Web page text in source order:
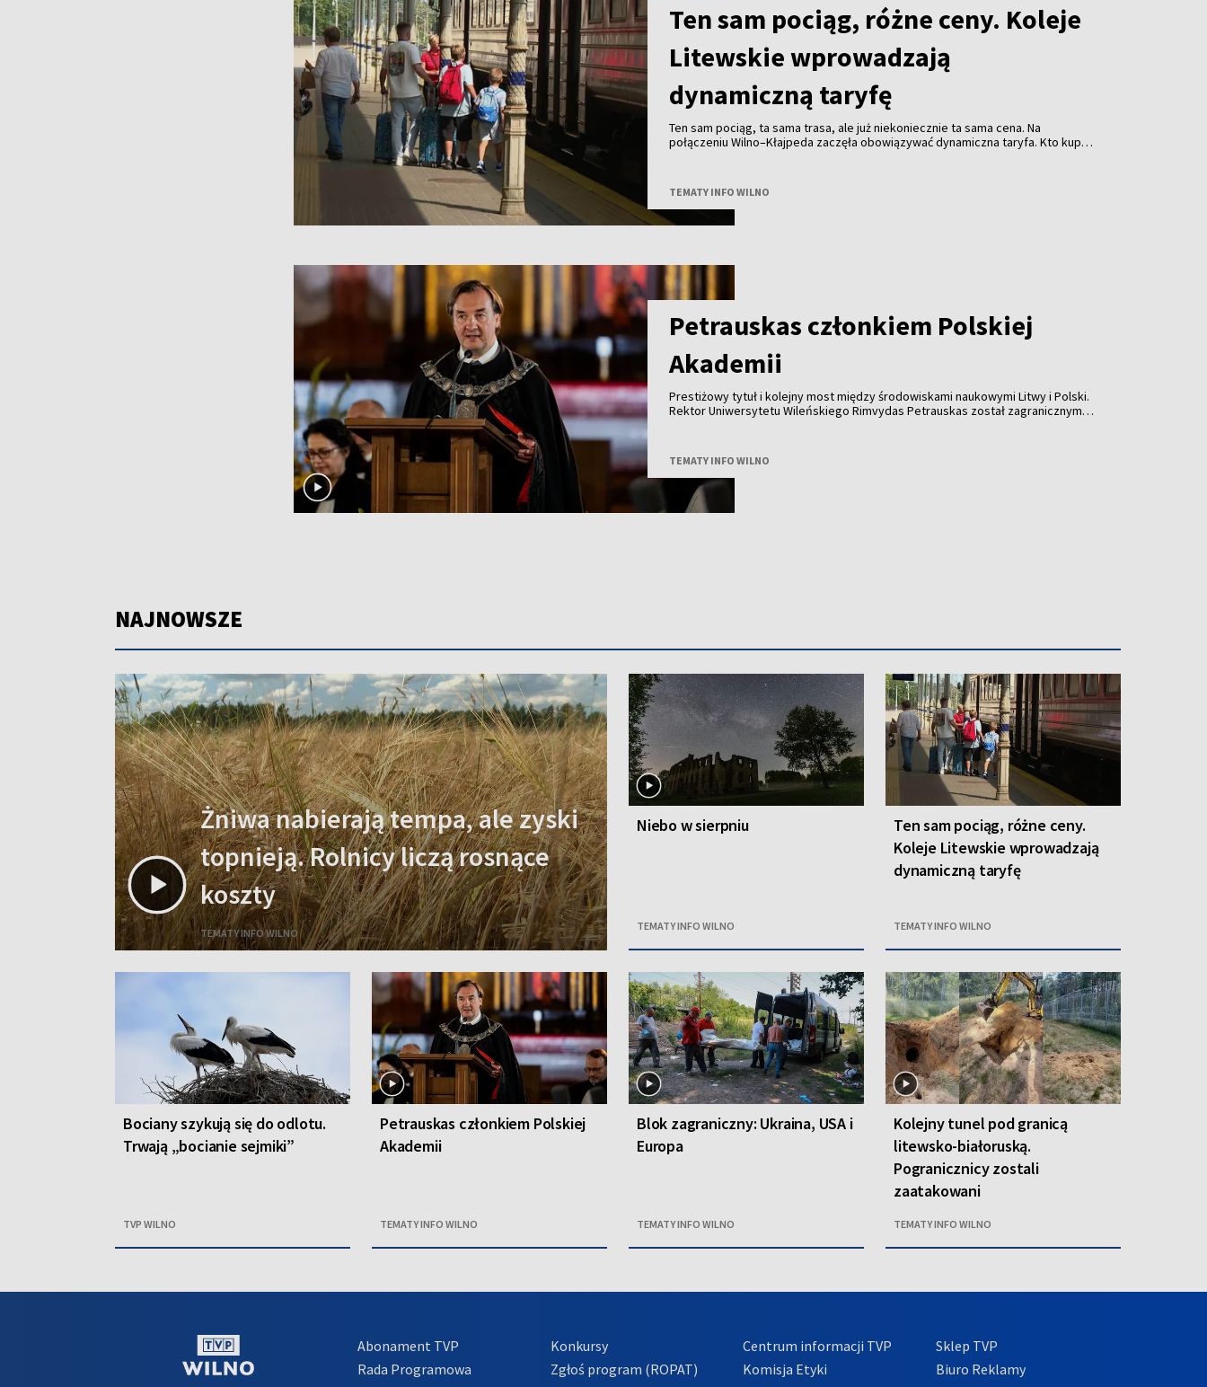
Ten sam pociąg, różne ceny. Koleje
Litewskie wprowadzają
dynamiczną taryfę
Ten sam pociąg, ta sama trasa, ale już niekoniecznie ta sama cena. Na
połączeniu Wilno–Kłajpeda zaczęła obowiązywać dynamiczna taryfa. Kto kupi
TEMATY INFO WILNO
Petrauskas członkiem Polskiej
Akademii
Prestiżowy tytuł i kolejny most między środowiskami naukowymi Litwy i Polski.
Rektor Uniwersytetu Wileńskiego Rimvydas Petrauskas został zagranicznym
TEMATY INFO WILNO
NAJNOWSZE
Żniwa nabierają tempa, ale zyski
topnieją. Rolnicy liczą rosnące
koszty
TEMATY INFO WILNO
Niebo w sierpniu
TEMATY INFO WILNO
Ten sam pociąg, różne ceny.
Koleje Litewskie wprowadzają
dynamiczną taryfę
TEMATY INFO WILNO
Bociany szykują się do odlotu.
Trwają „bocianie sejmiki”
TVP WILNO
Petrauskas członkiem Polskiej
Akademii
TEMATY INFO WILNO
Blok zagraniczny: Ukraina, USA i
Europa
TEMATY INFO WILNO
Kolejny tunel pod granicą
litewsko-białoruską.
Pogranicznicy zostali
zaatakowani
TEMATY INFO WILNO
Abonament TVP
Rada Programowa
Konkursy
Zgłoś program (ROPAT)
Centrum informacji TVP
Komisja Etyki
Sklep TVP
Biuro Reklamy